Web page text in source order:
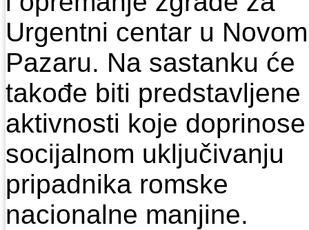
Urgentni centar u Novom
Pazaru. Na sastanku će
takođe biti predstavljene
aktivnosti koje doprinose
socijalnom uključivanju
pripadnika romske
nacionalne manjine.